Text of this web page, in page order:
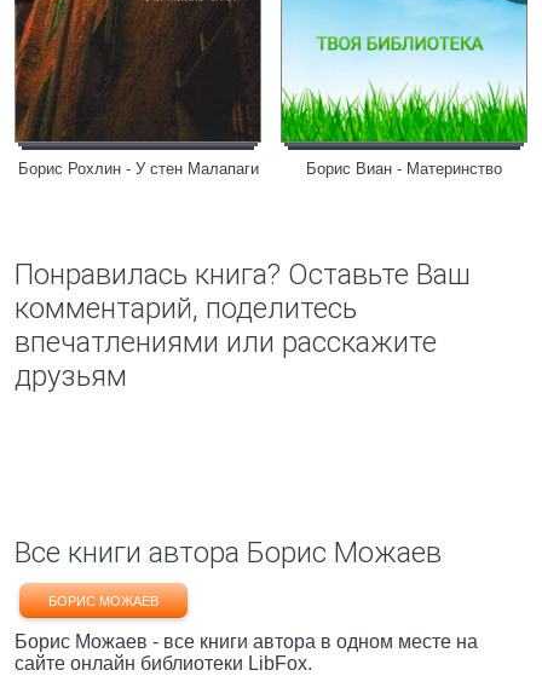
Борис Рохлин - У стен Малапаги Борис Виан - Материнство
Понравилась книга? Оставьте Ваш
комментарий, поделитесь
впечатлениями или расскажите
друзьям
Все книги автора Борис Можаев
БОРИС МОЖАЕВ
Борис Можаев - все книги автора в одном месте на
сайте онлайн библиотеки LibFox.